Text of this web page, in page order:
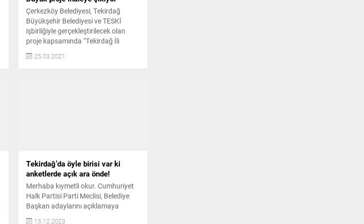
Çerkezköy Belediyesi, Tekirdağ
Büyükşehir Belediyesi ve TESKİ
işbirliğiyle gerçekleştirilecek olan
proje kapsamında “Tekirdağ İli
Çerkezköy İlçesi Tam Otomatik
Yeraltı Otoparkı ve Meydan
25.03.2021
Tekirdağ’da öyle birisi var ki
anketlerde açık ara önde!
Merhaba kıymetli okur. Cumhuriyet
Halk Partisi Parti Meclisi, Belediye
Başkan adaylarını açıklamaya
başladı. 200’ün üzerinde adayın
15.12.2023